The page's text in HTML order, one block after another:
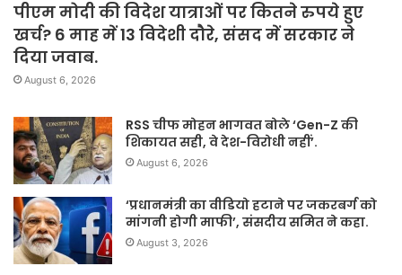
पीएम मोदी की विदेश यात्राओं पर कितने रुपये हुए
खर्च? 6 माह में 13 विदेशी दौरे, संसद में सरकार ने
दिया जवाब.
August 6, 2026
RSS चीफ मोहन भागवत बोले ‘Gen-Z की
शिकायत सही, वे देश-विरोधी नहीं’.
August 6, 2026
‘प्रधानमंत्री का वीडियो हटाने पर जकरबर्ग को
मांगनी होगी माफी’, संसदीय समित ने कहा.
August 3, 2026